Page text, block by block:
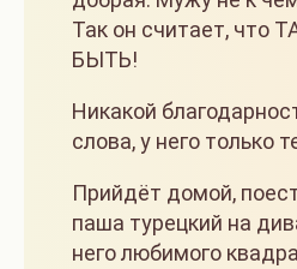
Так он считает, что
БЫТЬ!
Никакой
слова, у него только
Прийдёт домой,
паша турецкий на
него любимого